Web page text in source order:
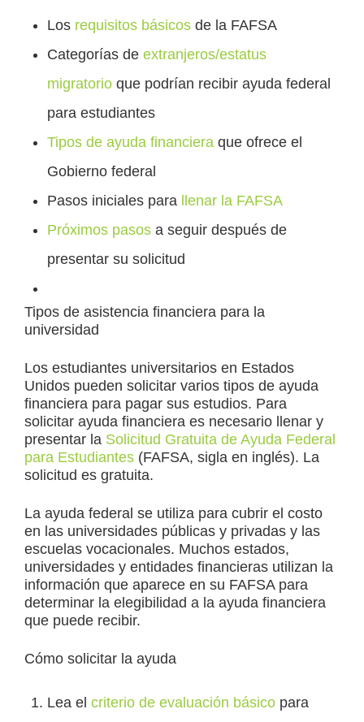
Los requisitos básicos de la FAFSA
Categorías de extranjeros/estatus
migratorio que podrían recibir ayuda federal
para estudiantes
Tipos de ayuda financiera que ofrece el
Gobierno federal
Pasos iniciales para llenar la FAFSA
Próximos pasos a seguir después de
presentar su solicitud
Tipos de asistencia financiera para la
universidad
Los estudiantes universitarios en Estados
Unidos pueden solicitar varios tipos de ayuda
financiera para pagar sus estudios. Para
solicitar ayuda financiera es necesario llenar y
presentar la Solicitud Gratuita de Ayuda Federal
para Estudiantes (FAFSA, sigla en inglés). La
solicitud es gratuita.
La ayuda federal se utiliza para cubrir el costo
en las universidades públicas y privadas y las
escuelas vocacionales. Muchos estados,
universidades y entidades financieras utilizan la
información que aparece en su FAFSA para
determinar la elegibilidad a la ayuda financiera
que puede recibir.
Cómo solicitar la ayuda
Lea el criterio de evaluación básico para